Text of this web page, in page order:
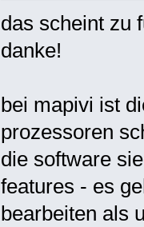
das scheint zu
danke!
bei mapivi ist
prozessoren
die software
features - es
bearbeiten als